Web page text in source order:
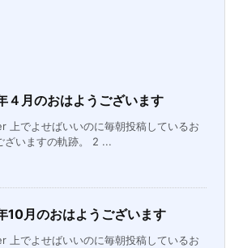
４月のおはようございます
上でよせばいいのに毎朝投稿しているお
ざいますの軌跡。 2 ...
10月のおはようございます
上でよせばいいのに毎朝投稿しているお